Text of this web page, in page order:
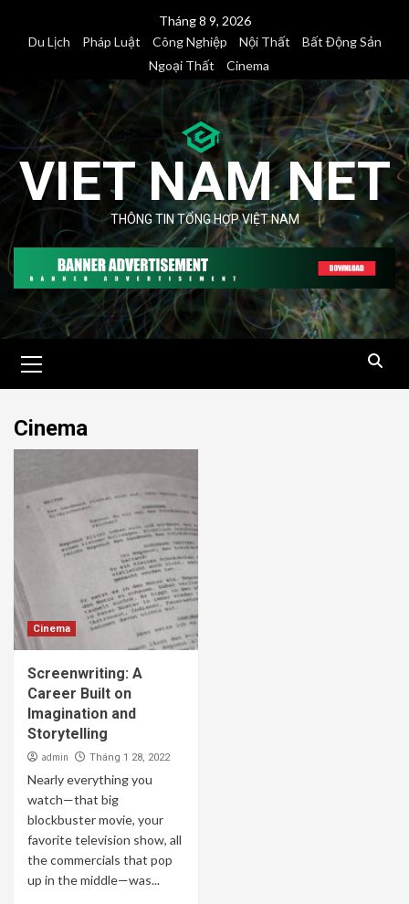
Tháng 8 9, 2026
Du Lịch
Pháp Luật Công Nghiệp Nội Thất
Bất Động Sản
Ngoại Thất
Cinema
VIET NAM NET
THÔNG TIN TỔNG HỢP VIỆT NAM
Menu
Cinema
Cinema
Screenwriting: A
Career Built on
Imagination and
Storytelling
admin Tháng 1 28, 2022
Nearly everything you
watch—that big
blockbuster movie, your
favorite television show, all
the commercials that pop
up in the middle—was...